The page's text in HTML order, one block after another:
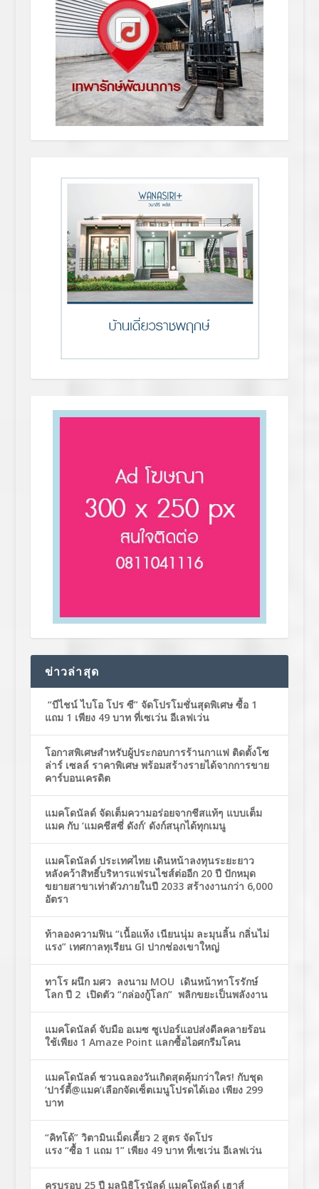
ข่าวล่าสุด
“บีไชน์ ไบโอ โปร ซี” จัดโปรโมชั่นสุดพิเศษ ซื้อ 1
แถม 1 เพียง 49 บาท ที่เซเว่น อีเลฟเว่น
โอกาสพิเศษสำหรับผู้ประกอบการร้านกาแฟ ติดตั้งโซ
ล่าร์ เซลล์ ราคาพิเศษ พร้อมสร้างรายได้จากการขาย
คาร์บอนเครดิต
แมคโดนัลด์ จัดเต็มความอร่อยจากชีสแท้ๆ แบบเต็ม
แมค กับ ‘แมคชีสซี่ ดังก์’ ดังก์สนุกได้ทุกเมนู
แมคโดนัลด์ ประเทศไทย เดินหน้าลงทุนระยะยาว
หลังคว้าสิทธิ์บริหารแฟรนไชส์ต่ออีก 20 ปี ปักหมุด
ขยายสาขาเท่าตัวภายในปี 2033 สร้างงานกว่า 6,000
อัตรา
ท้าลองความฟิน “เนื้อแห้ง เนียนนุ่ม ละมุนลิ้น กลิ่นไม่
แรง” เทศกาลทุเรียน GI ปากช่องเขาใหญ่
ทาโร ผนึก มศว ลงนาม MOU เดินหน้าทาโรรักษ์
โลก ปี 2 เปิดตัว “กล่องกู้โลก” พลิกขยะเป็นพลังงาน
แมคโดนัลด์ จับมือ อเมซ ซูเปอร์แอปส่งดีลคลายร้อน
ใช้เพียง 1 Amaze Point แลกซื้อไอศกรีมโคน
แมคโดนัลด์ ชวนฉลองวันเกิดสุดคุ้มกว่าใคร! กับชุด
‘ปาร์ตี้@แมค’เลือกจัดเซ็ตเมนูโปรดได้เอง เพียง 299
บาท
“คิทโด้” วิตามินเม็ดเคี้ยว 2 สูตร จัดโปร
แรง “ซื้อ 1 แถม 1” เพียง 49 บาท ที่เซเว่น อีเลฟเว่น
ครบรอบ 25 ปี มูลนิธิโรนัลด์ แมคโดนัลด์ เฮาส์